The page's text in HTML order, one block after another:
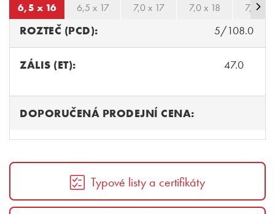
6,5 x 16 6,5 x 17 7,0 x 17 7,0 x 18 7,5 x
ROZTEČ (PCD): 5/108.0
ZÁLIS (ET): 47.0
DOPORUČENÁ PRODEJNÍ CENA:
Typové listy a certifikáty